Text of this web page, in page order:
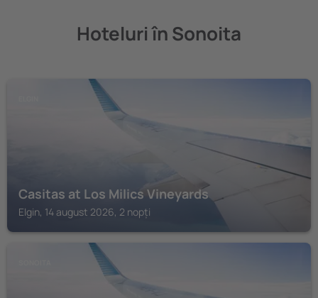
Hoteluri în Sonoita
Casitas at Los Milics Vineyards
Elgin, 14 august 2026, 2 nopți